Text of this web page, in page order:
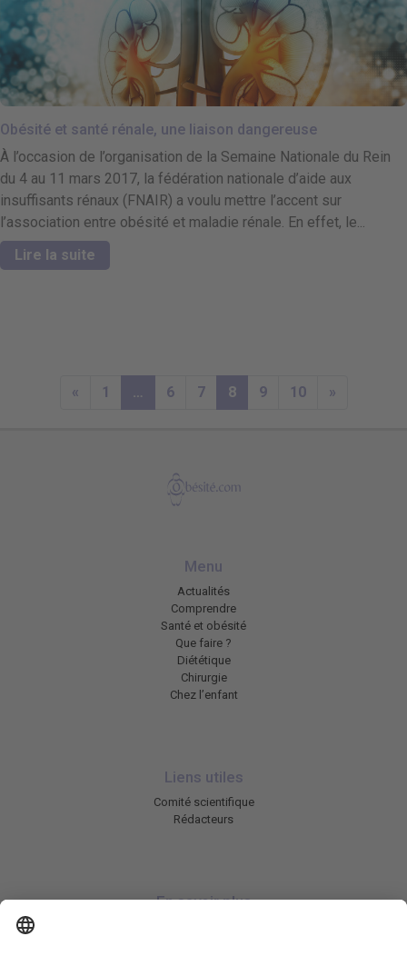
Obésité et santé rénale, une liaison dangereuse
À l’occasion de l’organisation de la Semaine Nationale du Rein
du 4 au 11 mars 2017, la fédération nationale d’aide aux
insuffisants rénaux (FNAIR) a voulu mettre l’accent sur
l’association entre obésité et maladie rénale. En effet, le...
Lire la suite
« 1 … 6 7 8 9 10 »
Menu
Actualités
Comprendre
Santé et obésité
Que faire ?
Diététique
Chirurgie
Chez l’enfant
Liens utiles
Comité scientifique
Rédacteurs
En savoir plus